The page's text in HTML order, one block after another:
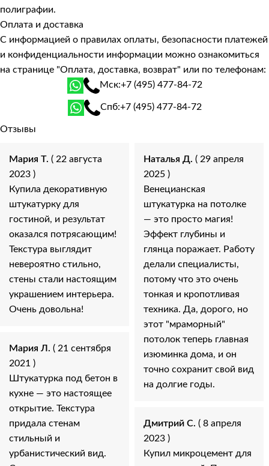
полиграфии.
Оплата и доставка
С информацией о правилах оплаты, безопасности платежей
и конфиденциальности информации можно ознакомиться
на странице "Оплата, доставка, возврат" или по телефонам:
Мск:+7 (495) 477-84-72
Спб:+7 (495) 477-84-72
Отзывы
Мария Т. ( 22 августа
2023 )
Купила декоративную
штукатурку для
гостиной, и результат
оказался потрясающим!
Текстура выглядит
невероятно стильно,
стены стали настоящим
украшением интерьера.
Очень довольна!
Мария Л. ( 21 сентября
2021 )
Штукатурка под бетон в
кухне — это настоящее
открытие. Текстура
придала стенам
стильный и
урбанистический вид.
Наталья Д. ( 29 апреля
2025 )
Венецианская
штукатурка на потолке
— это просто магия!
Эффект глубины и
глянца поражает. Работу
делали специалисты,
потому что это очень
тонкая и кропотливая
техника. Да, дорого, но
этот "мраморный"
потолок теперь главная
изюминка дома, и он
точно сохранит свой вид
на долгие годы.
Дмитрий С. ( 8 апреля
2023 )
Купил микроцемент для